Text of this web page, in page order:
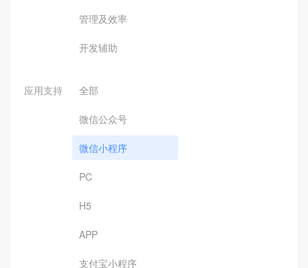
管理及效率
开发辅助
应用支持 全部
微信公众号
微信小程序
PC
H5
APP
支付宝小程序